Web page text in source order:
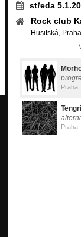
středa
Rock club
Husitská,
Praha
Tengri
Praha